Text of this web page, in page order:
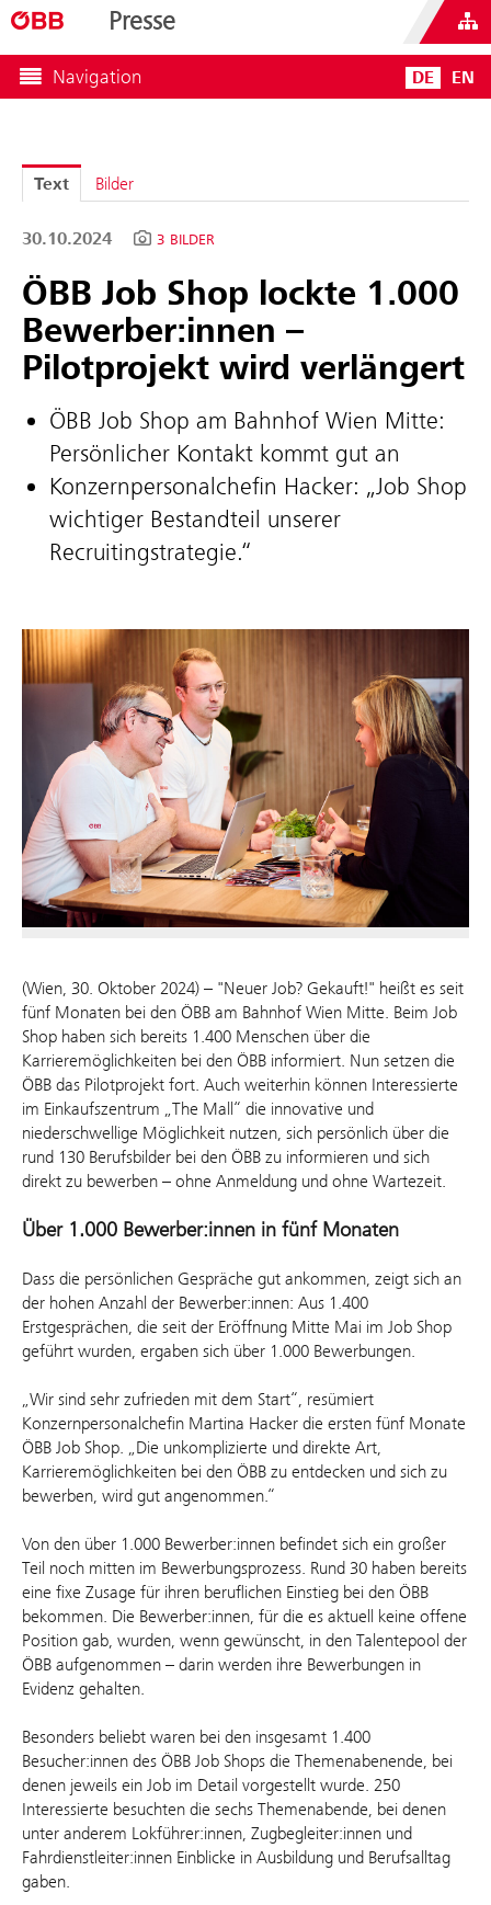
Presse
Navigation DE EN
Text Bilder
30.10.2024 3 BILDER
ÖBB Job Shop lockte 1.000
Bewerber:innen –
Pilotprojekt wird verlängert
ÖBB Job Shop am Bahnhof Wien Mitte:
Persönlicher Kontakt kommt gut an
Konzernpersonalchefin Hacker: „Job Shop
wichtiger Bestandteil unserer
Recruitingstrategie.“
(Wien, 30. Oktober 2024) – "Neuer Job? Gekauft!" heißt es seit
fünf Monaten bei den ÖBB am Bahnhof Wien Mitte. Beim Job
Shop haben sich bereits 1.400 Menschen über die
Karrieremöglichkeiten bei den ÖBB informiert. Nun setzen die
ÖBB das Pilotprojekt fort. Auch weiterhin können Interessierte
im Einkaufszentrum „The Mall“ die innovative und
niederschwellige Möglichkeit nutzen, sich persönlich über die
rund 130 Berufsbilder bei den ÖBB zu informieren und sich
direkt zu bewerben – ohne Anmeldung und ohne Wartezeit.
Über 1.000 Bewerber:innen in fünf Monaten
Dass die persönlichen Gespräche gut ankommen, zeigt sich an
der hohen Anzahl der Bewerber:innen: Aus 1.400
Erstgesprächen, die seit der Eröffnung Mitte Mai im Job Shop
geführt wurden, ergaben sich über 1.000 Bewerbungen.
„Wir sind sehr zufrieden mit dem Start“, resümiert
Konzernpersonalchefin Martina Hacker die ersten fünf Monate
ÖBB Job Shop. „Die unkomplizierte und direkte Art,
Karrieremöglichkeiten bei den ÖBB zu entdecken und sich zu
bewerben, wird gut angenommen.“
Von den über 1.000 Bewerber:innen befindet sich ein großer
Teil noch mitten im Bewerbungsprozess. Rund 30 haben bereits
eine fixe Zusage für ihren beruflichen Einstieg bei den ÖBB
bekommen. Die Bewerber:innen, für die es aktuell keine offene
Position gab, wurden, wenn gewünscht, in den Talentepool der
ÖBB aufgenommen – darin werden ihre Bewerbungen in
Evidenz gehalten.
Besonders beliebt waren bei den insgesamt 1.400
Besucher:innen des ÖBB Job Shops die Themenabenende, bei
denen jeweils ein Job im Detail vorgestellt wurde. 250
Interessierte besuchten die sechs Themenabende, bei denen
unter anderem Lokführer:innen, Zugbegleiter:innen und
Fahrdienstleiter:innen Einblicke in Ausbildung und Berufsalltag
gaben.